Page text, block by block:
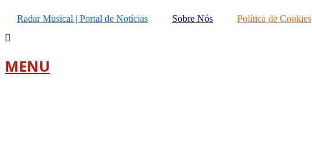
para
conteúdo
Radar Musical | Portal de Notícias Sobre Nós Política de Cookies
MENU